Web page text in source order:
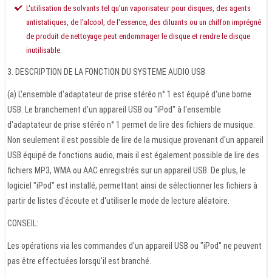
L'utilisation de solvants tel qu'un vaporisateur pour disques, des agents
antistatiques, de l'alcool, de l'essence, des diluants ou un chiffon imprégné
de produit de nettoyage peut endommager le disque et rendre le disque
inutilisable.
3. DESCRIPTION DE LA FONCTION DU SYSTEME AUDIO USB
(a) L'ensemble d'adaptateur de prise stéréo n° 1 est équipé d'une borne
USB. Le branchement d'un appareil USB ou "iPod" à l'ensemble
d'adaptateur de prise stéréo n° 1 permet de lire des fichiers de musique.
Non seulement il est possible de lire de la musique provenant d'un appareil
USB équipé de fonctions audio, mais il est également possible de lire des
fichiers MP3, WMA ou AAC enregistrés sur un appareil USB. De plus, le
logiciel "iPod" est installé, permettant ainsi de sélectionner les fichiers à
partir de listes d'écoute et d'utiliser le mode de lecture aléatoire.
CONSEIL:
Les opérations via les commandes d'un appareil USB ou "iPod" ne peuvent
pas être effectuées lorsqu'il est branché.